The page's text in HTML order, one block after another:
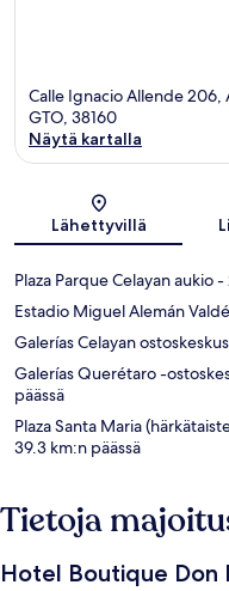
Calle Ignacio Allende 206,
GTO, 38160
Näytä kartalla
Lähettyvillä
Plaza Parque Celayan aukio-
Estadio Miguel Alemán
Galerías Celayan ostoskeskus
Galerías Querétaro -
päässä
Plaza Santa Maria
39.3 km:n päässä
Tietoja
Hotel Boutique Don